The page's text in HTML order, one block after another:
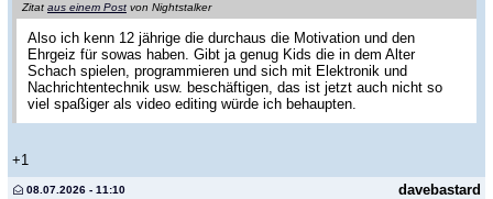
Zitat aus einem Post von Nightstalker
Also ich kenn 12 jährige die durchaus die Motivation und den
Ehrgeiz für sowas haben. Gibt ja genug Kids die in dem Alter
Schach spielen, programmieren und sich mit Elektronik und
Nachrichtentechnik usw. beschäftigen, das ist jetzt auch nicht so
viel spaßiger als video editing würde ich behaupten.
+1
davebastard
08.07.2026 - 11:10